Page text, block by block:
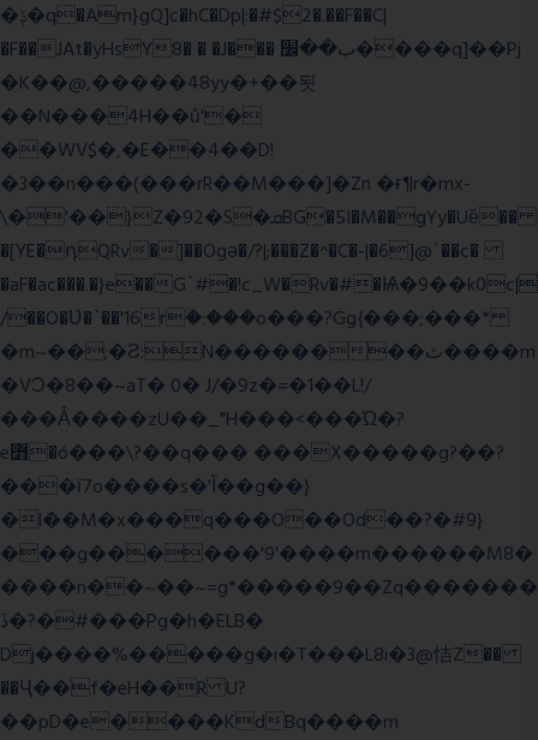
�ݙ�q�Am}gQ]c�hC�Dp|:�#$2�.��F��C|
�F��JAt�yHsY8� � �J��� ب��׼����q]��Pj
�K��@,�����48yy�+��됫
��N���4H��ů'�
��WV$�,�E��4��D!
�3��n���(���rR��M���]�Zn �ғ¶r�mx-
\�'��}Z�92�S�ܩBG�5I�M��gYy�Uȅ��
�[YE�դQRv�]��Ogə�/?|;���Z�^�C�-|�6]@`��c�
�aF�ac���.�}e��G`#�!c_W�Rv�#�Ѩ�9��k0c|
/��O�Ʋ�`��'16rؒ�:���o���?Gg{���;���*
�m~��;�Ƨ:N��������ٿ����m
�VϽ�8��~aT� 0� J/�9z�=�1��L!/
���Ǡ����zU��_"H���<���Ώ�?
e߻�ó���\?��q��� ���X�����g?��?
���ϊ7o����s�'Ĩ��g��}
�l��M�x���q���O��Od��?�#9}
���g������'9'����m������M8�
����n��~��~=g*�����9��Zq�������
ڏ�?�#���Pg�h�ELB�
Dj����%�����g�i�T���L8i�3@恄Z��
��Ҷ��f�eH��R U?
��pD�e����KdBq����m